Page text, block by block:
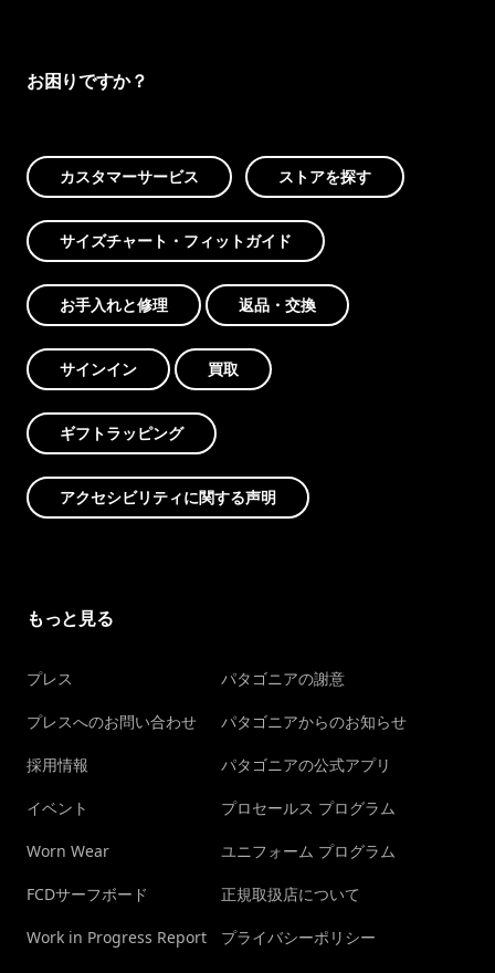
お困りですか？
カスタマーサービス ストアを探す
サイズチャート・フィットガイド
お手入れと修理 返品・交換
サインイン 買取
ギフトラッピング
アクセシビリティに関する声明
もっと見る
プレス
プレスへのお問い合わせ
採用情報
イベント
Worn Wear
FCDサーフボード
Work in Progress Report
パタゴニアの謝意
パタゴニアからのお知らせ
パタゴニアの公式アプリ
プロセールス プログラム
ユニフォーム プログラム
正規取扱店について
プライバシーポリシー